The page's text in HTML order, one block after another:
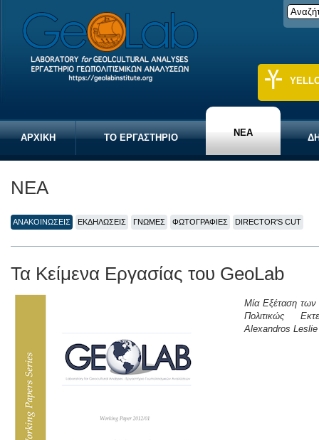
ΑΡΧΙΚΗ ΤΟ ΕΡΓΑΣΤΗΡΙΟ ΝΕΑ
ΝΕΑ
ΑΝΑΚΟΙΝΩΣΕΙΣ ΕΚΔΗΛΩΣΕΙΣ ΓΝΩΜΕΣ ΦΩΤΟΓΡΑΦΙΕΣ DIRECTOR'S CUT
Τα Κείμενα Εργασίας του GeoLab
Μία Εξέταση των
Πολιτικώς
Alexandros